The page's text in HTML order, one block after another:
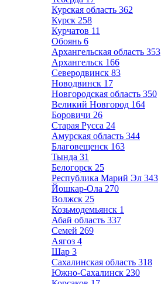
Курская область 362
Курск 258
Курчатов 11
Обоянь 6
Архангельская область 353
Архангельск 166
Северодвинск 83
Новодвинск 17
Новгородская область 350
Великий Новгород 164
Боровичи 26
Старая Русса 24
Амурская область 344
Благовещенск 163
Тында 31
Белогорск 25
Республика Марий Эл 343
Йошкар-Ола 270
Волжск 25
Козьмодемьянск 1
Абай область 337
Семей 269
Аягоз 4
Шар 3
Сахалинская область 318
Южно-Сахалинск 230